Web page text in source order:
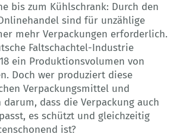
bis zum Kühlschrank: Durch den
sind für unzählige
mehr Verpackungen erforderlich.
Faltschachtel-Industrie
ein Produktionsvolumen von
Doch wer produziert diese
Verpackungsmittel und
dass die Verpackung auch
es schützt und gleichzeitig
ist?